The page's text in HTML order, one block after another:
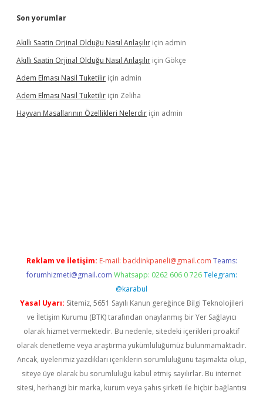
Son yorumlar
Akıllı Saatin Orjinal Olduğu Nasıl Anlaşılır için admin
Akıllı Saatin Orjinal Olduğu Nasıl Anlaşılır için Gökçe
Adem Elması Nasil Tuketilir için admin
Adem Elması Nasil Tuketilir için Zeliha
Hayvan Masallarının Özellikleri Nelerdir için admin
Reklam ve İletişim: E-mail: backlinkpaneli@gmail.com Teams:
forumhizmeti@gmail.com Whatsapp: 0262 606 0 726 Telegram:
@karabul
Yasal Uyarı: Sitemiz, 5651 Sayılı Kanun gereğince Bilgi Teknolojileri
ve İletişim Kurumu (BTK) tarafından onaylanmış bir Yer Sağlayıcı
olarak hizmet vermektedir. Bu nedenle, sitedeki içerikleri proaktif
olarak denetleme veya araştırma yükümlülüğümüz bulunmamaktadır.
Ancak, üyelerimiz yazdıkları içeriklerin sorumluluğunu taşımakta olup,
siteye üye olarak bu sorumluluğu kabul etmiş sayılırlar. Bu internet
sitesi, herhangi bir marka, kurum veya şahıs şirketi ile hiçbir bağlantısı